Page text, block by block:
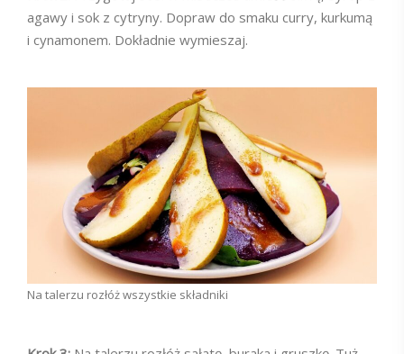
agawy i sok z cytryny. Dopraw do smaku curry, kurkumą
i cynamonem. Dokładnie wymieszaj.
Na talerzu rozłóż wszystkie składniki